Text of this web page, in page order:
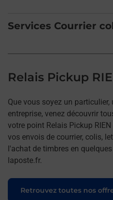
Services Courrier
Relais Pickup
Que vous soyez un
entreprise, venez découvrir
votre point Relais Pickup
vos envois de courrier, colis,
l'achat de timbres en
laposte.fr.
Retrouvez toutes nos